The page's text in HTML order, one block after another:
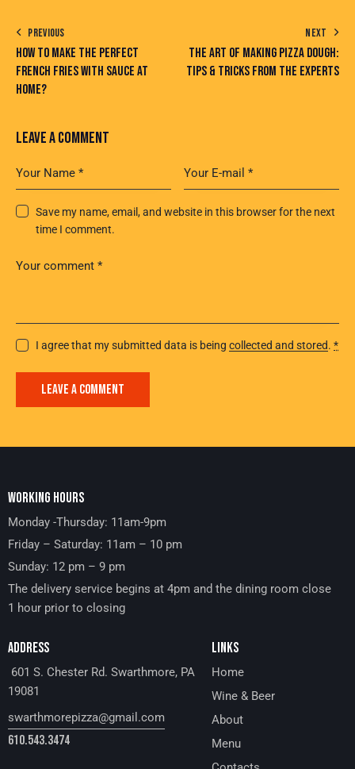
PREVIOUS
HOW TO MAKE THE PERFECT
FRENCH FRIES WITH SAUCE AT
HOME?
NEXT
THE ART OF MAKING PIZZA DOUGH:
TIPS & TRICKS FROM THE EXPERTS
LEAVE A COMMENT
Save my name, email, and website in this browser for the next
time I comment.
I agree that my submitted data is beingcollected and stored.*
WORKING HOURS
Monday -Thursday: 11am-9pm
Friday – Saturday: 11am – 10 pm
Sunday: 12 pm – 9 pm
The delivery service begins at 4pm and the dining room close
1 hour prior to closing
ADDRESS
601 S. Chester Rd. Swarthmore, PA
19081
swarthmorepizza@gmail.com
610.543.3474
LINKS
Home
Wine & Beer
About
Menu